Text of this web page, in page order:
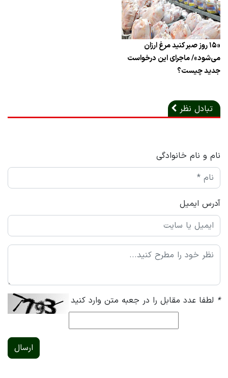
«۱۵ روز صبر کنید مرغ ارزان
می‌شود»/ ماجرای این درخواست
جدید چیست؟
تبادل نظر
نام و نام خانوادگی
آدرس ایمیل
* لطفا عدد مقابل را در جعبه متن وارد کنید
ارسال